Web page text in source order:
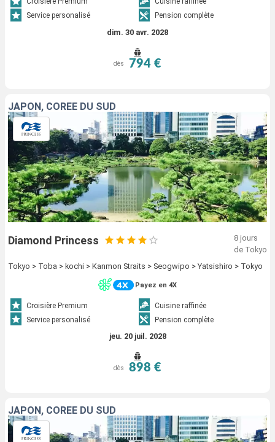
Service personalisé
Pension complète
dim. 30 avr. 2028
dès 794 €
JAPON, CORÉE DU SUD
Diamond Princess
8 jours
de Tokyo
Tokyo > Toba > kochi > Kanmon Straits > Seogwipo > Yatsishiro > Tokyo
Payez en 4X
Croisière Premium
Cuisine raffinée
Service personalisé
Pension complète
jeu. 20 juil. 2028
dès 898 €
JAPON, CORÉE DU SUD